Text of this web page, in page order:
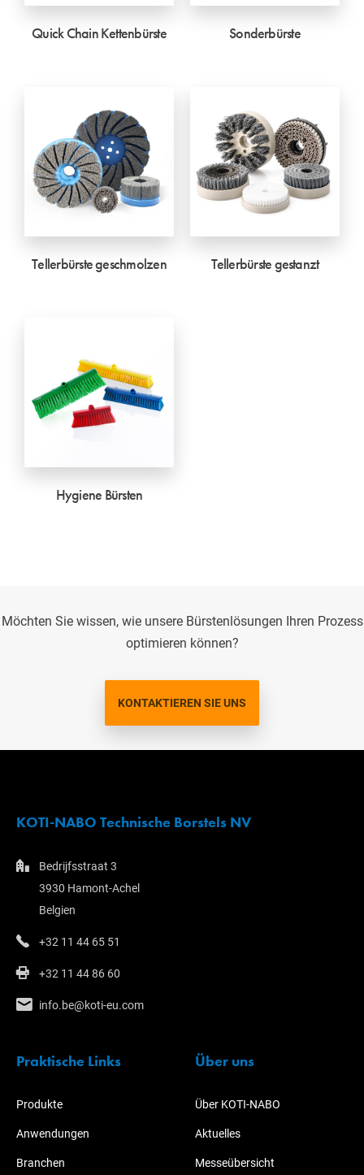
Quick Chain Kettenbürste Sonderbürste
Tellerbürste geschmolzen Tellerbürste gestanzt
Hygiene Bürsten
Möchten Sie wissen, wie unsere Bürstenlösungen Ihren Prozess
optimieren können?
KONTAKTIEREN SIE UNS
KOTI-NABO Technische Borstels NV
Bedrijfsstraat 3
3930 Hamont-Achel
Belgien
+32 11 44 65 51
+32 11 44 86 60
info.be@koti-eu.com
Praktische Links
Produkte
Anwendungen
Branchen
Über uns
Über KOTI-NABO
Aktuelles
Messeübersicht